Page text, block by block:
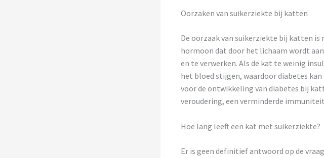
Oorzaken van suikerziekte bij katten
De oorzaak van suikerziekte bij katten
hormoon dat door het lichaam wordt
en te verwerken. Als de kat te weinig
het bloed stijgen, waardoor diabetes
voor de ontwikkeling van diabetes bij
veroudering, een verminderde
Hoe lang leeft een kat met suikerziekte?
Er is geen definitief antwoord op de